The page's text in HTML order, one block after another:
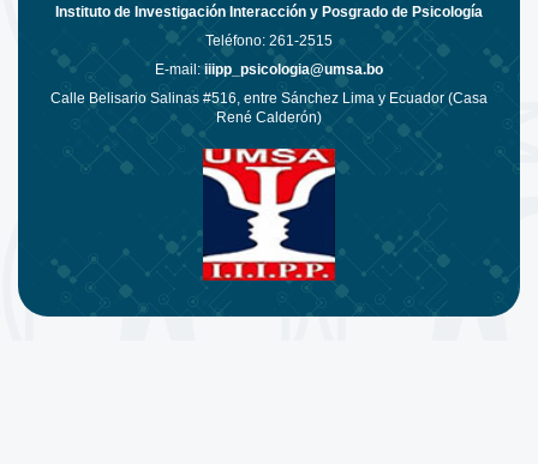
Instituto de Investigación Interacción y Posgrado de Psicología
Teléfono: 261-2515
E-mail: iiipp_psicologia@umsa.bo
Calle Belisario Salinas #516, entre Sánchez Lima y Ecuador (Casa
René Calderón)